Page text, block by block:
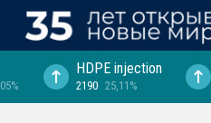
HDPE injection
2190 25,11%